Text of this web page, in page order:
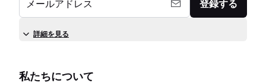
メールアドレス 登録する
詳細を見る
私たちについて